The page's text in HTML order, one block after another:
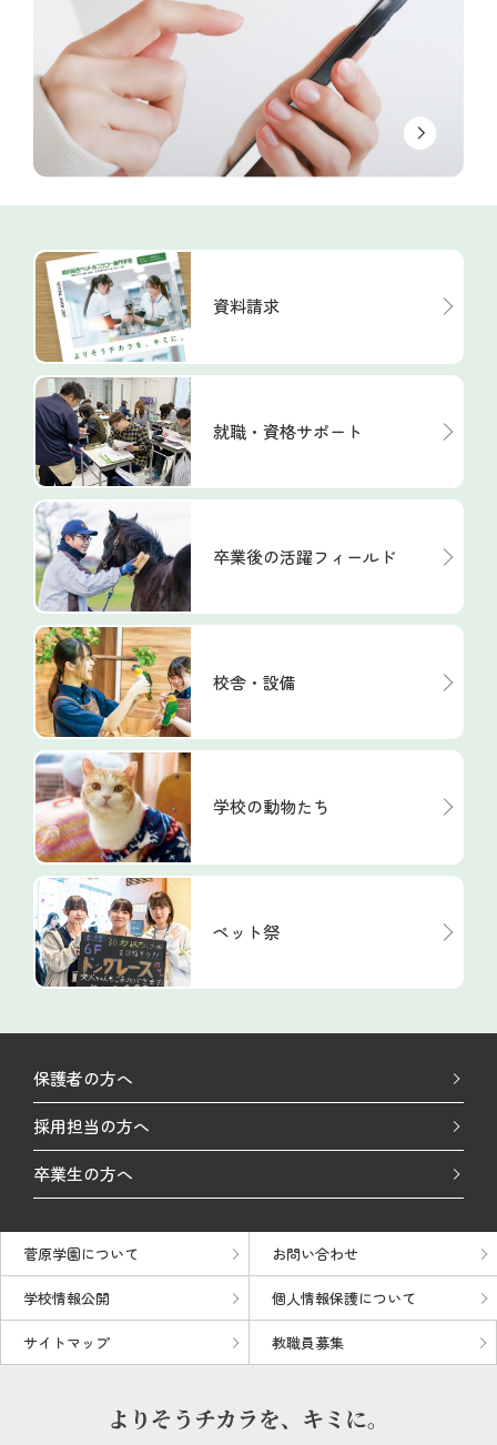
資料請求
就職・資格サポート
卒業後の活躍フィールド
校舎・設備
学校の動物たち
ペット祭
保護者の方へ
採用担当の方へ
卒業生の方へ
菅原学園について お問い合わせ
学校情報公開 個人情報保護について
サイトマップ 教職員募集